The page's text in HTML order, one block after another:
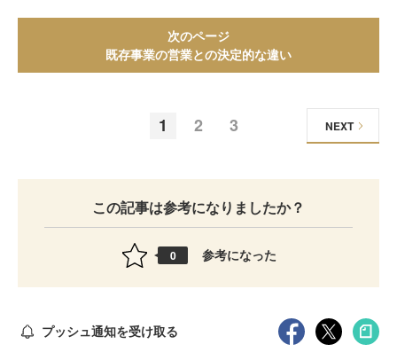
次のページ
既存事業の営業との決定的な違い
1 2 3 NEXT
この記事は参考になりましたか？
0 参考になった
プッシュ通知を受け取る